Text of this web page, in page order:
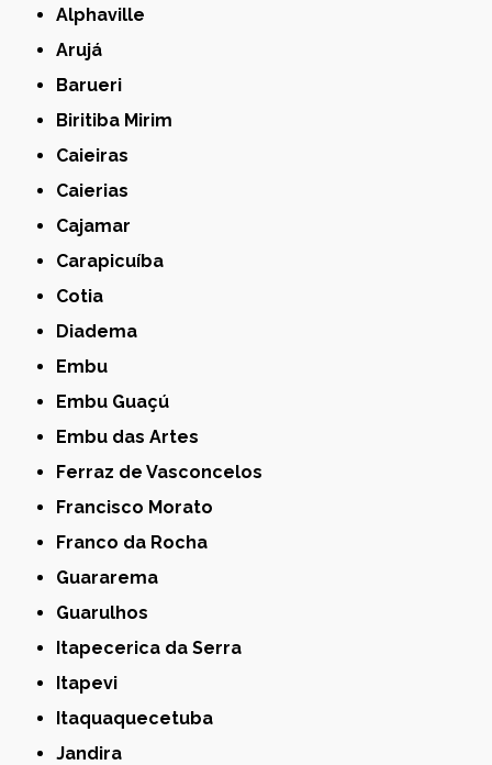
Alphaville
Arujá
Barueri
Biritiba Mirim
Caieiras
Caierias
Cajamar
Carapicuíba
Cotia
Diadema
Embu
Embu Guaçú
Embu das Artes
Ferraz de Vasconcelos
Francisco Morato
Franco da Rocha
Guararema
Guarulhos
Itapecerica da Serra
Itapevi
Itaquaquecetuba
Jandira